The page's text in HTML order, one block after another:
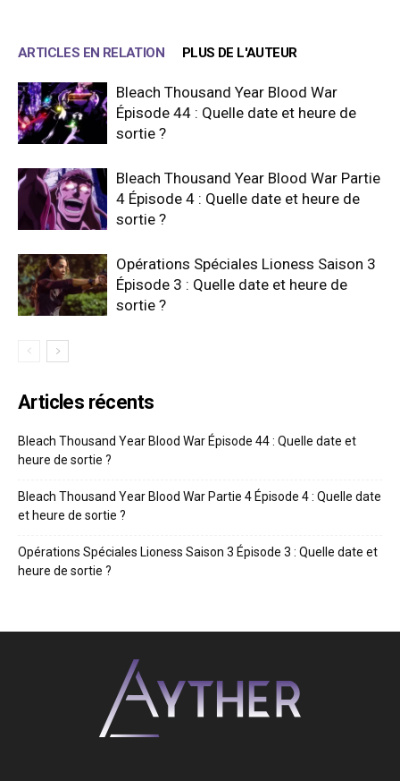
ARTICLES EN RELATION PLUS DE L'AUTEUR
Bleach Thousand Year Blood War
Épisode 44 : Quelle date et heure de
sortie ?
Bleach Thousand Year Blood War Partie
4 Épisode 4 : Quelle date et heure de
sortie ?
Opérations Spéciales Lioness Saison 3
Épisode 3 : Quelle date et heure de
sortie ?
Articles récents
Bleach Thousand Year Blood War Épisode 44 : Quelle date et
heure de sortie ?
Bleach Thousand Year Blood War Partie 4 Épisode 4 : Quelle date
et heure de sortie ?
Opérations Spéciales Lioness Saison 3 Épisode 3 : Quelle date et
heure de sortie ?